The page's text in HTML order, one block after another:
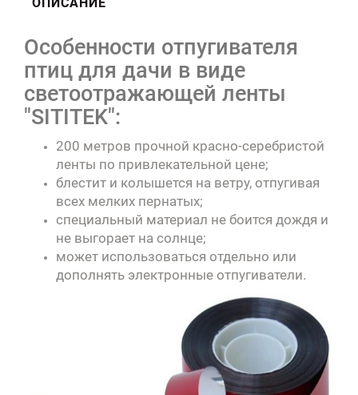
ОПИСАНИЕ
Особенности отпугивателя
птиц для дачи в виде
светоотражающей ленты
"SITITEK":
200 метров прочной красно-серебристой
ленты по привлекательной цене;
блестит и колышется на ветру, отпугивая
всех мелких пернатых;
специальный материал не боится дождя и
не выгорает на солнце;
может использоваться отдельно или
дополнять электронные отпугиватели.